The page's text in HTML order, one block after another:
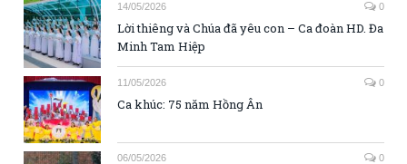
14/05/2026 0
Lời thiêng và Chúa đã yêu con – Ca đoàn HD. Đa
Minh Tam Hiệp
11/05/2026 0
Ca khúc: 75 năm Hồng Ân
06/05/2026 0